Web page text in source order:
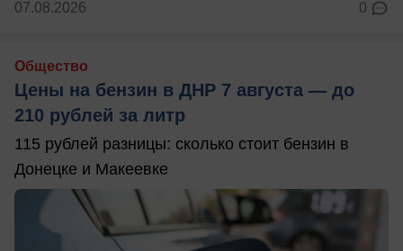
07.08.2026 0
Общество
Цены на бензин в ДНР 7 августа — до
210 рублей за литр
115 рублей разницы: сколько стоит бензин в
Донецке и Макеевке